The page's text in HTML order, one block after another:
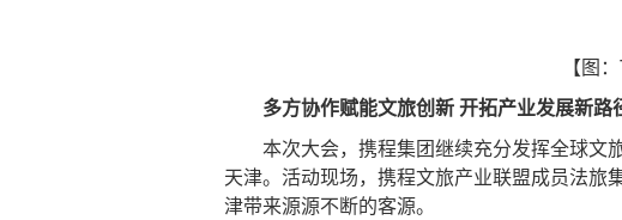
【图
多方协作赋能文旅创新 开拓产业发展新路
本次大会，携程集团继续充分发挥全球文
天津。活动现场，携程文旅产业联盟成员法旅
津带来源源不断的客源。